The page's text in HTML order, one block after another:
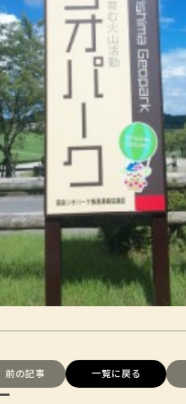
前の記事 一覧に戻る